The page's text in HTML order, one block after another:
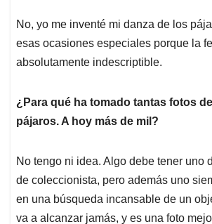
No, yo me inventé mi danza de los
esas ocasiones especiales porque la
absolutamente indescriptible.
¿Para qué ha tomado tantas fotos
pájaros. A hoy más de mil?
No tengo ni idea. Algo debe tener uno
de coleccionista, pero además uno
en una búsqueda incansable de un
va a alcanzar jamás, y es una foto